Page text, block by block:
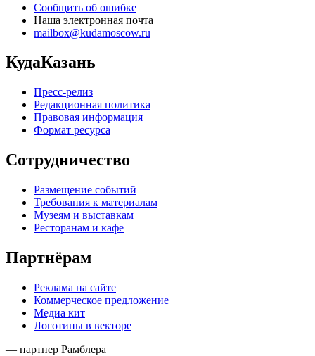
Сообщить об ошибке
Наша электронная почта
mailbox@kudamoscow.ru
КудаКазань
Пресс-релиз
Редакционная политика
Правовая информация
Формат ресурса
Сотрудничество
Размещение событий
Требования к материалам
Музеям и выставкам
Ресторанам и кафе
Партнёрам
Реклама на сайте
Коммерческое предложение
Медиа кит
Логотипы в векторе
— партнер Рамблера